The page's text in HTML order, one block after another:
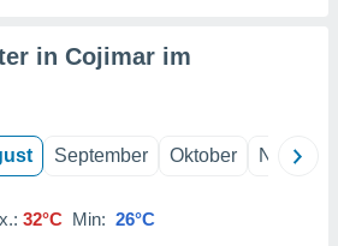
in Cojimar im
September Oktober
32°C Min: 26°C